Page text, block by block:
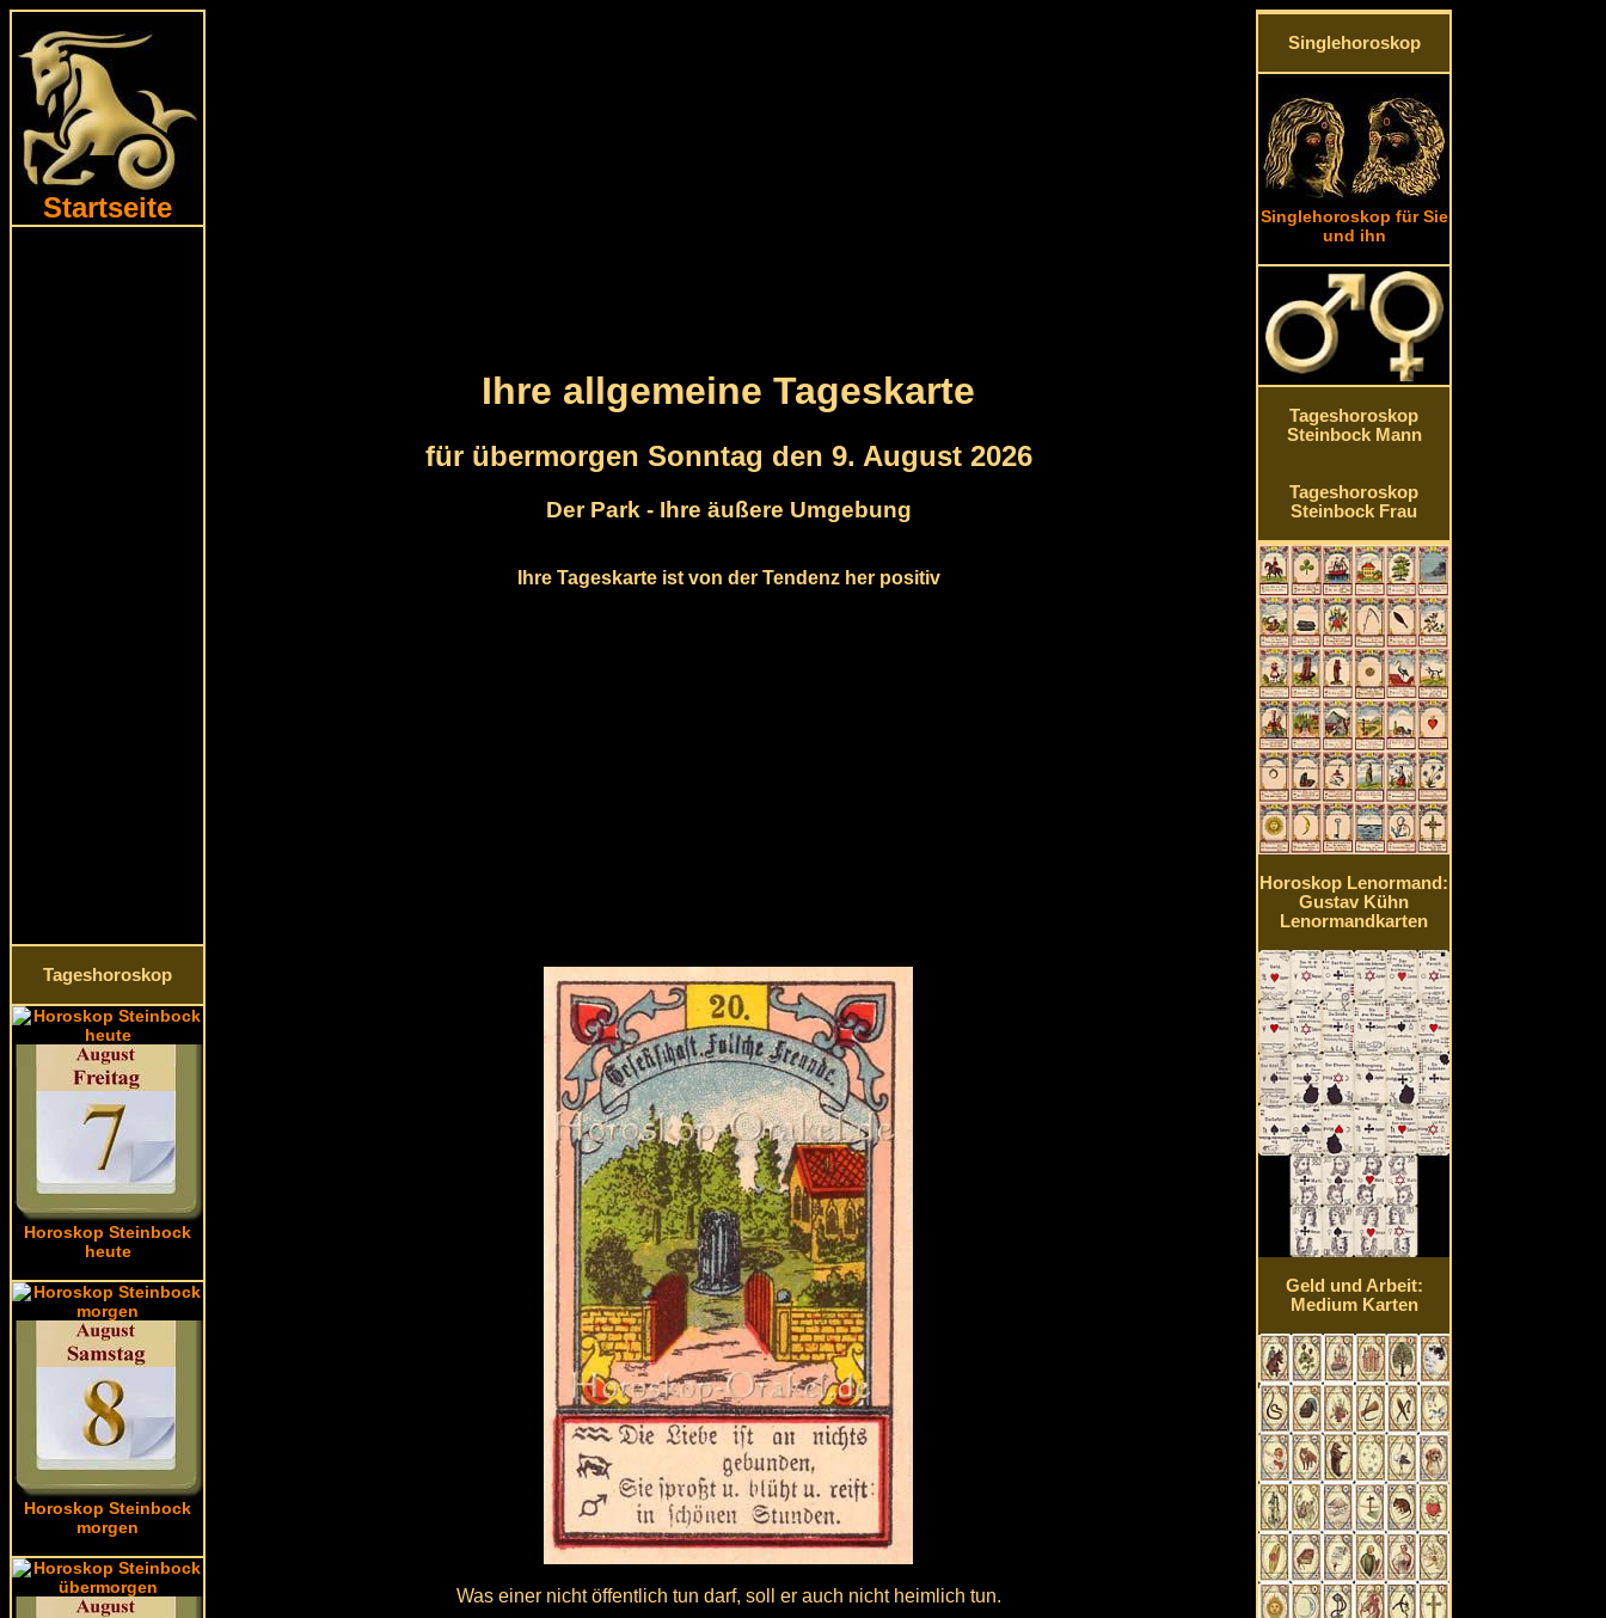
Startseite
Tageshoroskop
Horoskop Steinbock
heute
Horoskop Steinbock
morgen
Ihre allgemeine Tageskarte
für übermorgen Sonntag den 9. August 2026
Der Park - Ihre äußere Umgebung
Ihre Tageskarte ist von der Tendenz her positiv
Was einer nicht öffentlich tun darf, soll er auch nicht heimlich tun.
Singlehoroskop
Singlehoroskop für Sie
und ihn
Tageshoroskop
Steinbock Mann
Tageshoroskop
Steinbock Frau
Horoskop Lenormand:
Gustav Kühn
Lenormandkarten
Geld und Arbeit:
Medium Karten